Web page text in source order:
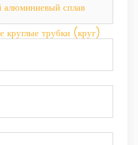
сплав
круглые трубки (круг)